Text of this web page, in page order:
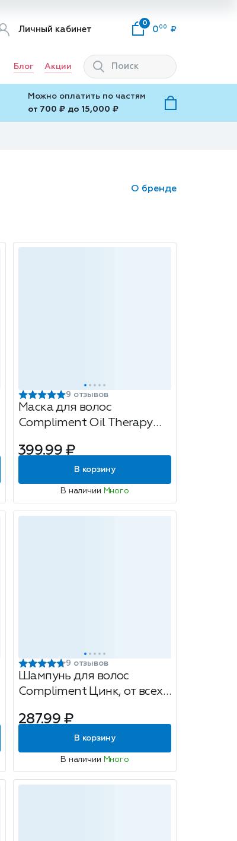
Личный кабинет
0
0 00
Блог Акции
Можно оплатить по частям
от 700 ₽ до 15,000 ₽
О бренде
9 отзывов
Маска для волос
Compliment Oil Therapy
500мл
399.99 ₽
В корзину
В наличии Много
9 отзывов
Шампунь для волос
Compliment Цинк, от всех
287.99 ₽
В корзину
В наличии Много